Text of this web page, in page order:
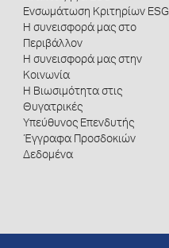
Ενσωμάτωση Κριτηρίων ESG
Η συνεισφορά μας στο
Περιβάλλον
Η συνεισφορά μας στην
Κοινωνία
Η Βιωσιμότητα στις
Θυγατρικές
Υπεύθυνος Επενδυτής
Έγγραφα Προσδοκιών
Δεδομένα